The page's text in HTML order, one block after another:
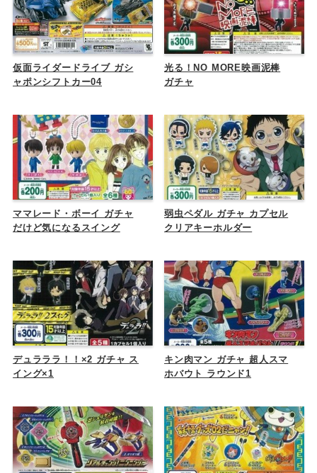
仮面ライダードライブ ガシ
ャポンシフトカー04
光る！NO MORE映画泥棒
ガチャ
ママレード・ボーイ ガチャ
だけど気になるスイング
弱虫ペダル ガチャ カプセル
クリアキーホルダー
デュラララ！！×2 ガチャ ス
イング×1
キン肉マン ガチャ 超人スマ
ホバウト ラウンド1